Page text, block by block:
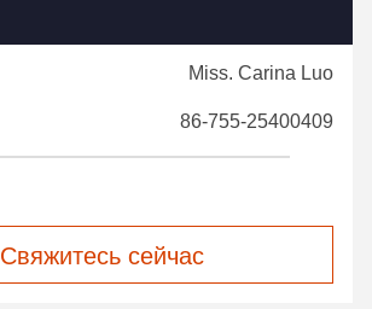
Miss. Carina Luo
86-755-25400409
Свяжитесь сейчас